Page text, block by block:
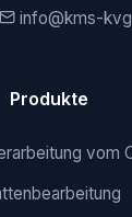
info@kms-
Produkte
vom